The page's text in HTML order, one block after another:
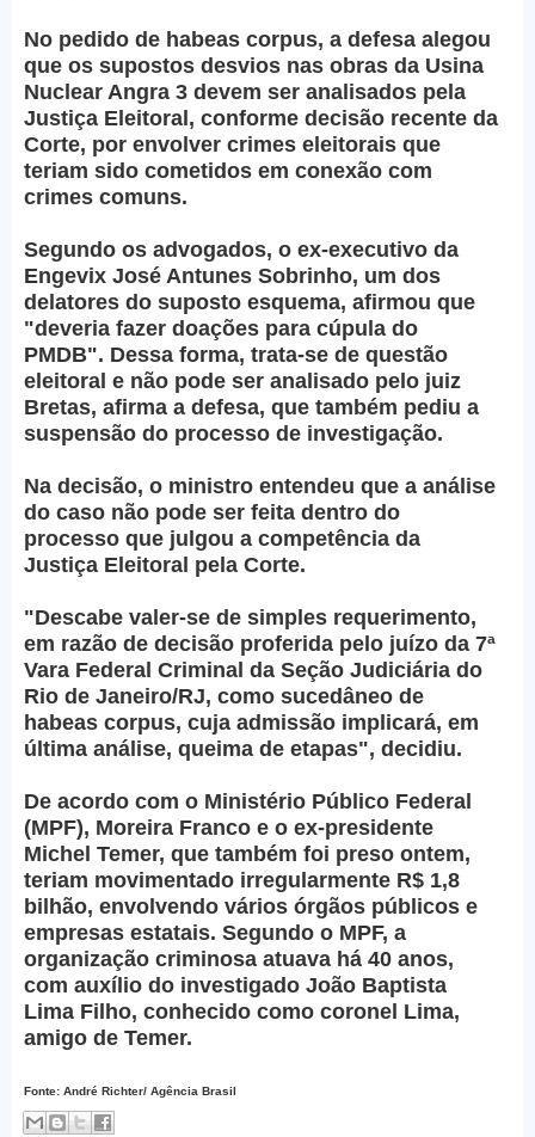
No pedido de habeas corpus, a defesa alegou
que os supostos desvios nas obras da Usina
Nuclear Angra 3 devem ser analisados pela
Justiça Eleitoral, conforme decisão recente da
Corte, por envolver crimes eleitorais que
teriam sido cometidos em conexão com
crimes comuns.
Segundo os advogados, o ex-executivo da
Engevix José Antunes Sobrinho, um dos
delatores do suposto esquema, afirmou que
"deveria fazer doações para cúpula do
PMDB". Dessa forma, trata-se de questão
eleitoral e não pode ser analisado pelo juiz
Bretas, afirma a defesa, que também pediu a
suspensão do processo de investigação.
Na decisão, o ministro entendeu que a análise
do caso não pode ser feita dentro do
processo que julgou a competência da
Justiça Eleitoral pela Corte.
"Descabe valer-se de simples requerimento,
em razão de decisão proferida pelo juízo da 7ª
Vara Federal Criminal da Seção Judiciária do
Rio de Janeiro/RJ, como sucedâneo de
habeas corpus, cuja admissão implicará, em
última análise, queima de etapas", decidiu.
De acordo com o Ministério Público Federal
(MPF), Moreira Franco e o ex-presidente
Michel Temer, que também foi preso ontem,
teriam movimentado irregularmente R$ 1,8
bilhão, envolvendo vários órgãos públicos e
empresas estatais. Segundo o MPF, a
organização criminosa atuava há 40 anos,
com auxílio do investigado João Baptista
Lima Filho, conhecido como coronel Lima,
amigo de Temer.
Fonte: André Richter/ Agência Brasil